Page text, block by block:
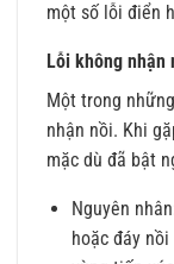
một số lỗi điển
Lỗi không nhận
Một trong
nhận nồi. Khi
mặc dù đã bật
Nguyên
hoặc đáy